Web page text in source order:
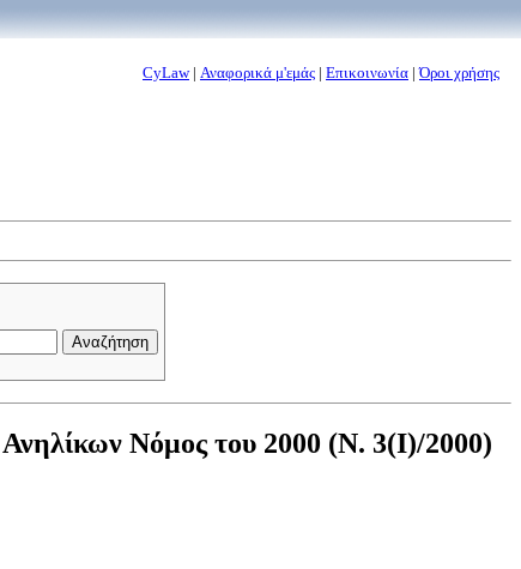
CyLaw| Αναφορικά μ'εμάς | Επικοινωνία |Όροι χρήσης
Νόμος του 2000 (Ν. 3(I)/2000)